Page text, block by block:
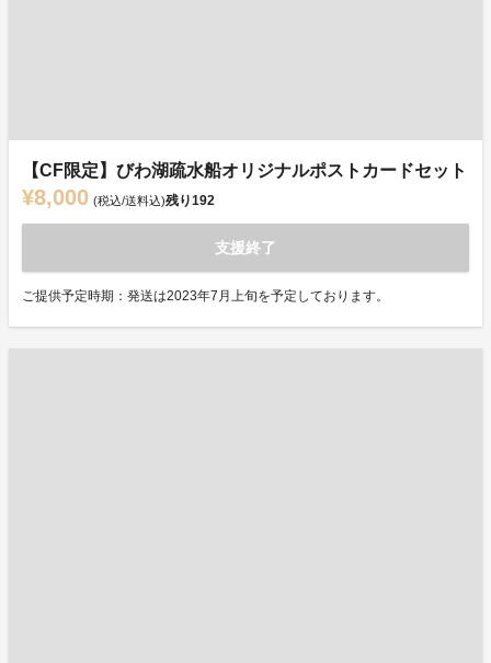
【CF限定】びわ湖疏水船オリジナルポストカードセット
¥8,000 (税込/送料込)残り192
支援終了
ご提供予定時期：発送は2023年7月上旬を予定しております。